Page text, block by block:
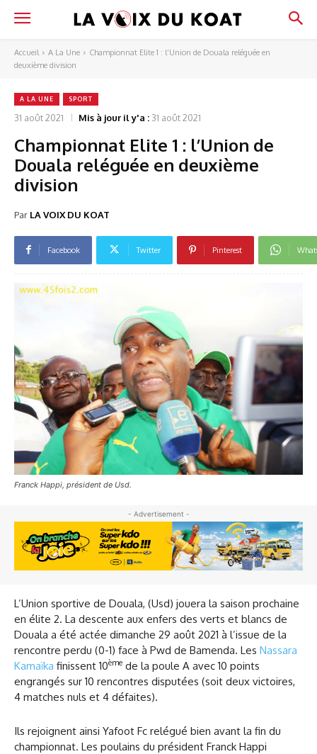
Accueil A La Une
Championnat Elite 1 : l’Union de Douala reléguée en
deuxième division
A LA UNE SPORT
31 août 2021 Mis à jour il y'a : 31 août 2021
Championnat Elite 1 : l’Union de
Douala reléguée en deuxième
division
Par LA VOIX DU KOAT
Facebook Twitter Pinterest
Franck Happi, président de Usd.
- Advertisement -
L’Union sportive de Douala, (Usd) jouera la saison prochaine
en élite 2. La descente aux enfers des verts et blancs de
Douala a été actée dimanche 29 août 2021 à l’issue de la
rencontre perdu (0-1) face à Pwd de Bamenda. Les Nassara
Kamaïka finissent 10ème de la poule A avec 10 points
engrangés sur 10 rencontres disputées (soit deux victoires,
4 matches nuls et 4 défaites).
Ils rejoignent ainsi Yafoot Fc relégué bien avant la fin du
championnat. Les poulains du président Franck Happi